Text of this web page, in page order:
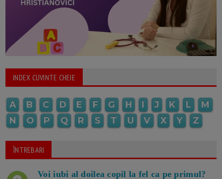
INDEX CUVINTE CHEIE
A B C D E F G H I J K L
M
N
O P Q R S T U V X Y Z
ÎNTREBARI
Voi iubi al doilea copil la fel ca pe primul?